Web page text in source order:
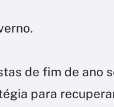
de fim de ano
para